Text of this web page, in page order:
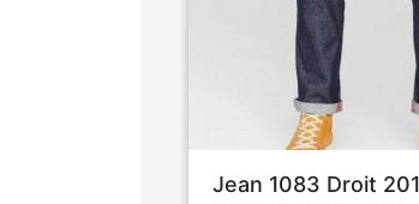
Jean 1083 Droit 201